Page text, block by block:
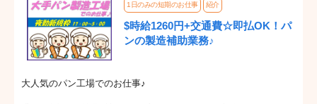
1日のみの短期のお仕事 紹介
$時給1260円+交通費☆即払OK！パ
ンの製造補助業務♪
大人気のパン工場でのお仕事♪